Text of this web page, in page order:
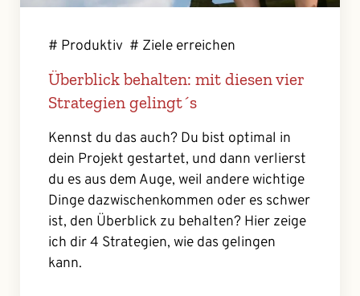
# Produktiv # Ziele erreichen
Überblick behalten: mit diesen vier
Strategien gelingt´s
Kennst du das auch? Du bist optimal in
dein Projekt gestartet, und dann verlierst
du es aus dem Auge, weil andere wichtige
Dinge dazwischenkommen oder es schwer
ist, den Überblick zu behalten? Hier zeige
ich dir 4 Strategien, wie das gelingen
kann.